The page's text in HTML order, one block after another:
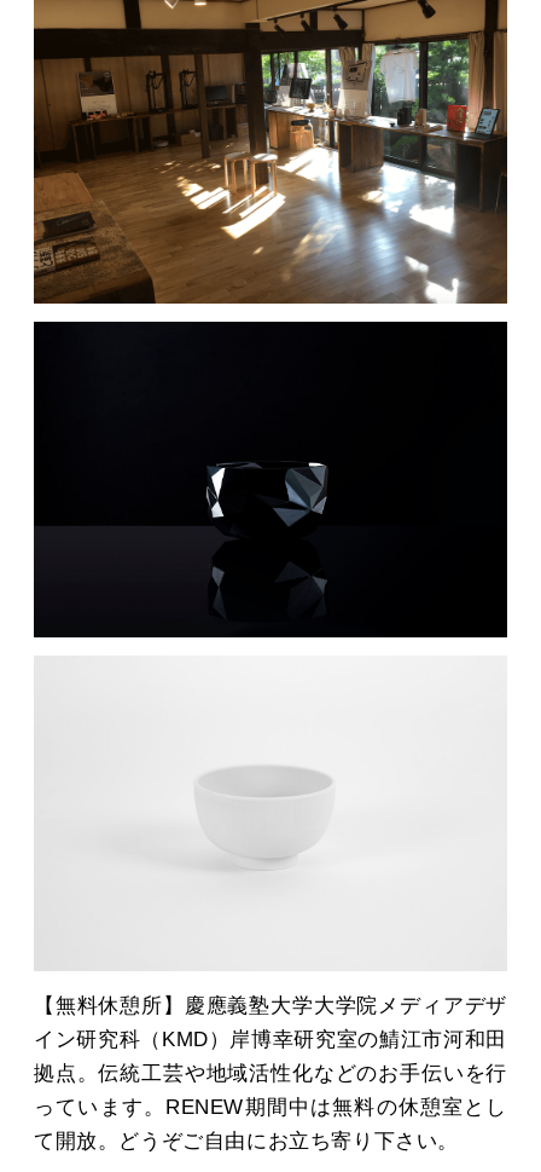
MOVIE
ACCESS / STAY
CONTACT
【無料休憩所】慶應義塾大学大学院メディアデザ
イン研究科（KMD）岸博幸研究室の鯖江市河和田
拠点。伝統工芸や地域活性化などのお手伝いを行
っています。RENEW期間中は無料の休憩室とし
て開放。どうぞご自由にお立ち寄り下さい。